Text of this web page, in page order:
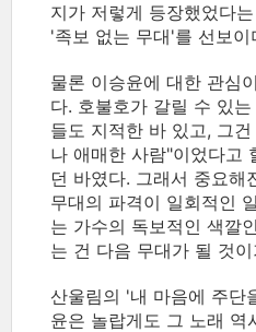
지가 저렇게 등장했었다
'족보 없는 무대'를 선보이
물론 이승윤에 대한 관심
다. 호불호가 갈릴 수 있
들도 지적한 바 있고, 그
나 애매한 사람"이었다고
던 바였다. 그래서 중요해
무대의 파격이 일회적인
는 가수의 독보적인 색깔
는 건 다음 무대가 될 것
산울림의 '내 마음에 주단
윤은 놀랍게도 그 노래 역